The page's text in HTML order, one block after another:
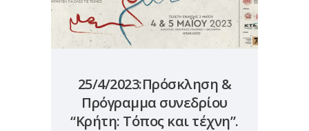
25/4/2023:Πρόσκληση &
Πρόγραμμα συνεδρίου
“Κρήτη: Τόπος και τέχνη”.